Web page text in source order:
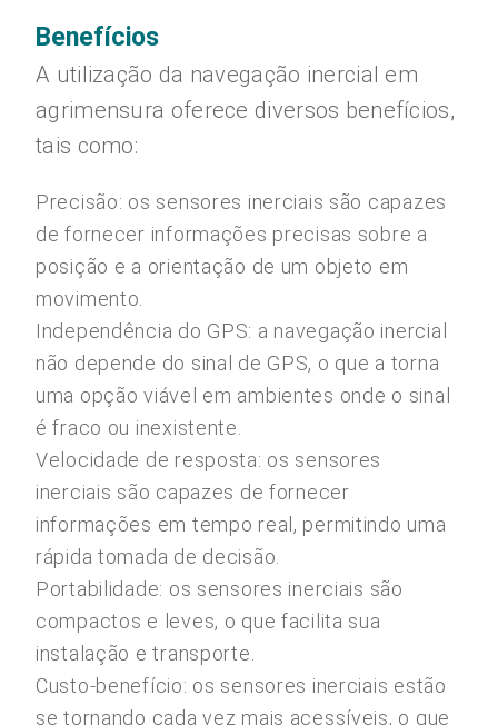
Benefícios
A utilização da navegação inercial em
agrimensura oferece diversos benefícios,
tais como:
Precisão: os sensores inerciais são capazes
de fornecer informações precisas sobre a
posição e a orientação de um objeto em
movimento.
Independência do GPS: a navegação inercial
não depende do sinal de GPS, o que a torna
uma opção viável em ambientes onde o sinal
é fraco ou inexistente.
Velocidade de resposta: os sensores
inerciais são capazes de fornecer
informações em tempo real, permitindo uma
rápida tomada de decisão.
Portabilidade: os sensores inerciais são
compactos e leves, o que facilita sua
instalação e transporte.
Custo-benefício: os sensores inerciais estão
se tornando cada vez mais acessíveis, o que